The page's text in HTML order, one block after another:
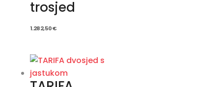
trosjed
1.282,50€